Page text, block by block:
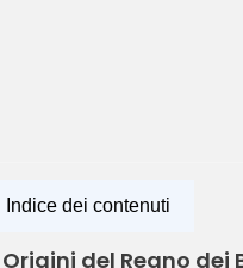
Indice dei contenuti
Origini del Regno dei